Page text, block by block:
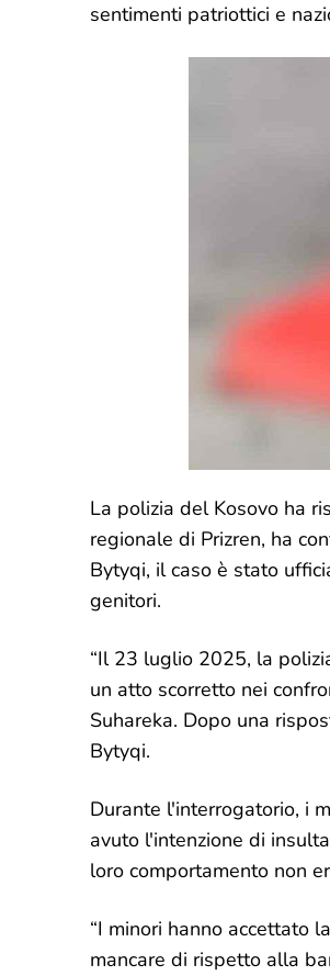
sentimenti patriottici e
La polizia del Kosovo ha
regionale di Prizren, ha
Bytyqi, il caso è stato
genitori.
“Il 23 luglio 2025, la
un atto scorretto nei
Suhareka. Dopo una
Bytyqi.
Durante l'interrogatorio, i
avuto l'intenzione di
loro comportamento non
“I minori hanno accettato
mancare di rispetto alla